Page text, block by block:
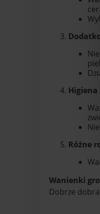
Higiena
Różne
Wanienki
Dobrze